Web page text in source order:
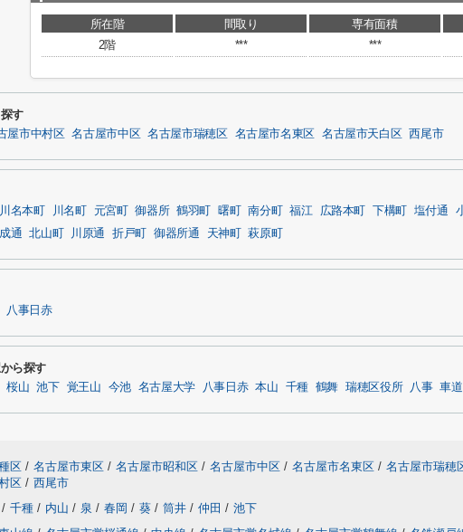
所在階 間取り 専有面積
2階
*** ***
す
屋市中村区 名古屋市中区 名古屋市瑞穂区 名古屋市名東区 名古屋市天白区 西尾市
川名本町 川名町 元宮町 御器所 鶴羽町 曙町 南分町 福江 広路本町 下構町 塩付通
通 北山町 川原通 折戸町 御器所通 天神町 萩原町
八事日赤
ら探す
桜山 池下 覚王山 今池 名古屋大学 八事日赤 本山 千種 鶴舞 瑞穂区役所 八事 車道
区 / 名古屋市東区 / 名古屋市昭和区 / 名古屋市中区 / 名古屋市名東区 / 名古屋市瑞穂
区 / 西尾市
/ 千種 / 内山 / 泉 / 春岡 / 葵 / 筒井 / 仲田 / 池下